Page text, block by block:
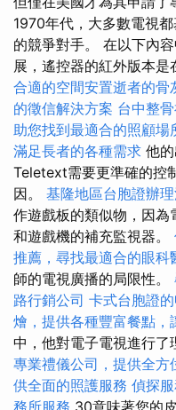
1970年代，大多數電視
的競爭對手。 在以下內
展，遙控器的紅外版本是
合適的空間安置逝者的骨
的徵信解決方案 台中整
助您找到最適合的照顧場
滿足長者的各種需求 他
Teletext需要更準確的控
因。 基隆地區台胞證辦
作遊戲板的類似物，因
和遊戲機的補充監視器。
推薦，尋找最適合的眼科
師的電視廣播的局限性。
路行銷公司 卡式台胞證
燴，提供各種豐富餐點，
中，他對電子電視進行了
專業禮儀公司，提供全方
供全面的照護服務 偵探
務所服務 30意味著您的